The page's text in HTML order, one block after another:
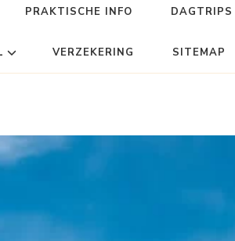
PRAKTISCHE INFO DAGTRIPS
VERZEKERING SITEMAP